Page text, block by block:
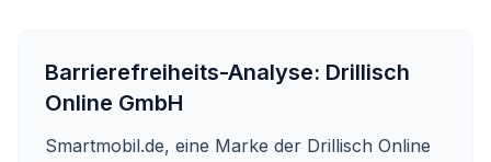
Barrierefreiheits-Analyse: Drillisch
Online GmbH
Smartmobil.de, eine Marke der Drillisch Online